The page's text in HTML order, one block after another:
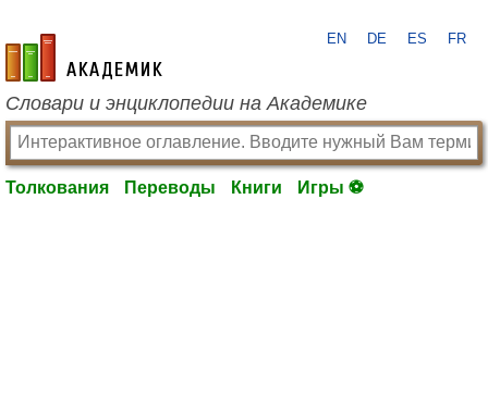
academic.ru
EN DE ES FR
Словари и энциклопедии на Академике
Толкования Переводы Книги Игры ⚽